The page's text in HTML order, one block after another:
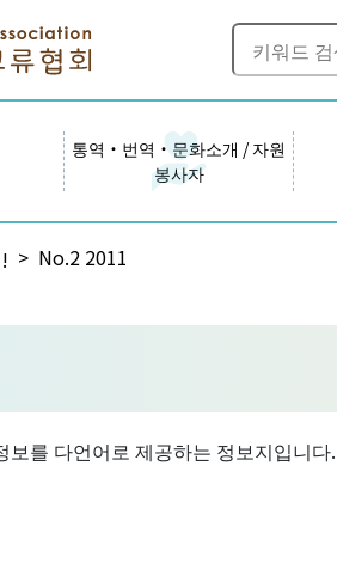
통역・번역・문화소개 / 자원
봉사자
No.2 2011
보를 다언어로 제공하는 정보지입니다.